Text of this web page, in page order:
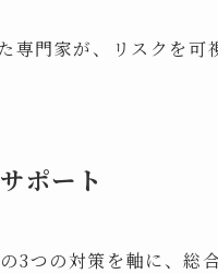
専門家が、リスクを可
ポート
つの対策を軸に、総